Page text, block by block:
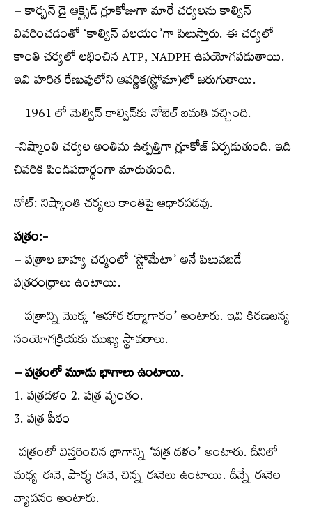
– కార్బన్‌ డై ఆక్సైడ్‌ గ్లూకోజుగా మారే చర్యలను కాల్విన్‌
వివరించడంతో ‘కాల్విన్‌ వలయం’గా పిలుస్తారు. ఈ చర్యలో
కాంతి చర్యలో లభించిన ATP, NADPH ఉపయోగపడుతాయి.
ఇవి హరిత రేణువులోని ఆవర్ణిక(స్ట్రోమా)లో జరుగుతాయి.
– 1961 లో మెల్విన్‌ కాల్విన్‌కు నోబెల్‌ బమతి వచ్చింది.
-నిష్కాంతి చర్యల అంతిమ ఉత్పత్తిగా గ్లూకోజ్‌ ఏర్పడుతుంది. ఇది
చివరికి పిండిపదార్థంగా మారుతుంది.
నోట్‌: నిష్కాంతి చర్యలు కాంతిపై ఆధారపడవు.
పత్రం:-
– పత్రాల బాహ్య చర్మంలో ‘స్టోమేటా’ అనే పిలువబడే
పత్రరంధ్రాలు ఉంటాయి.
– పత్రాన్ని మొక్క ‘ఆహార కర్మాగారం’ అంటారు. ఇవి కిరణజన్య
సంయోగక్రియకు ముఖ్య స్థావరాలు.
– పత్రంలో మూడు భాగాలు ఉంటాయి.
1. పత్రదళం 2. పత్ర వృంతం.
3. పత్ర పీఠం
-పత్రంలో విస్తరించిన భాగాన్ని ‘పత్ర దళం’ అంటారు. దీనిలో
మధ్య ఈనె, పార్శ ఈనె, చిన్న ఈనెలు ఉంటాయి. దీన్నే ఈనెల
వ్యాపనం అంటారు.